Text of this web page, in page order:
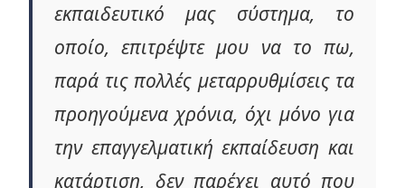
εκπαιδευτικό μας σύστημα, το
οποίο, επιτρέψτε μου να το πω,
παρά τις πολλές μεταρρυθμίσεις τα
προηγούμενα χρόνια, όχι μόνο για
την επαγγελματική εκπαίδευση και
κατάρτιση, δεν παρέχει αυτό που